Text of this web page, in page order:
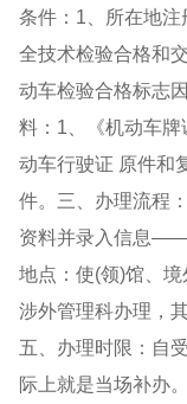
条件：1、所在地
全技术检验合格和
动车检验合格标志
料：1、《机动车
动车行驶证 原件和
件。三、办理流程
资料并录入信息——
地点：使(领)馆、
涉外管理科办理，
五、办理时限：自
际上就是当场补办。